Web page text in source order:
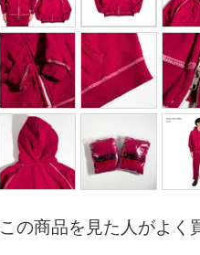
この商品を見た人がよく